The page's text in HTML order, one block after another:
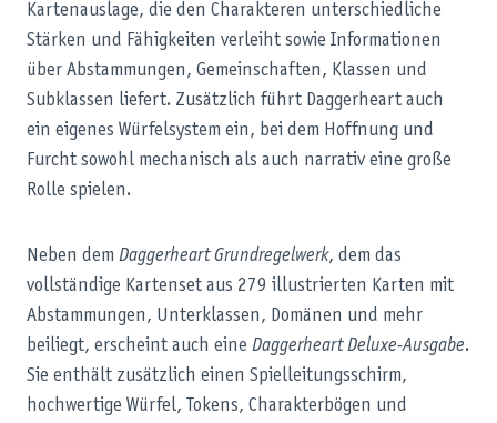
Kartenauslage, die den Charakteren unterschiedliche
Stärken und Fähigkeiten verleiht sowie Informationen
über Abstammungen, Gemeinschaften, Klassen und
Subklassen liefert. Zusätzlich führt Daggerheart auch
ein eigenes Würfelsystem ein, bei dem Hoffnung und
Furcht sowohl mechanisch als auch narrativ eine große
Rolle spielen.
Neben dem Daggerheart Grundregelwerk, dem das
vollständige Kartenset aus 279 illustrierten Karten mit
Abstammungen, Unterklassen, Domänen und mehr
beiliegt, erscheint auch eine Daggerheart Deluxe-Ausgabe.
Sie enthält zusätzlich einen Spielleitungsschirm,
hochwertige Würfel, Tokens, Charakterbögen und